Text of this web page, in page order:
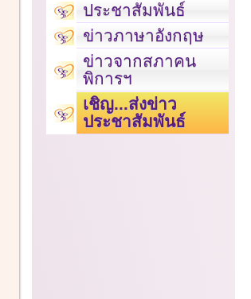
ประชาสัมพันธ์
ข่าวภาษาอังกฤษ
ข่าวจากสภาคน
พิการฯ
เชิญ...ส่งข่าว
ประชาสัมพันธ์